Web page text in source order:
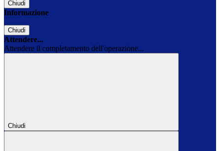
Chiudi
Informazione
Chiudi
Attendere...
Attendere il completamento dell'operazione...
Chiudi